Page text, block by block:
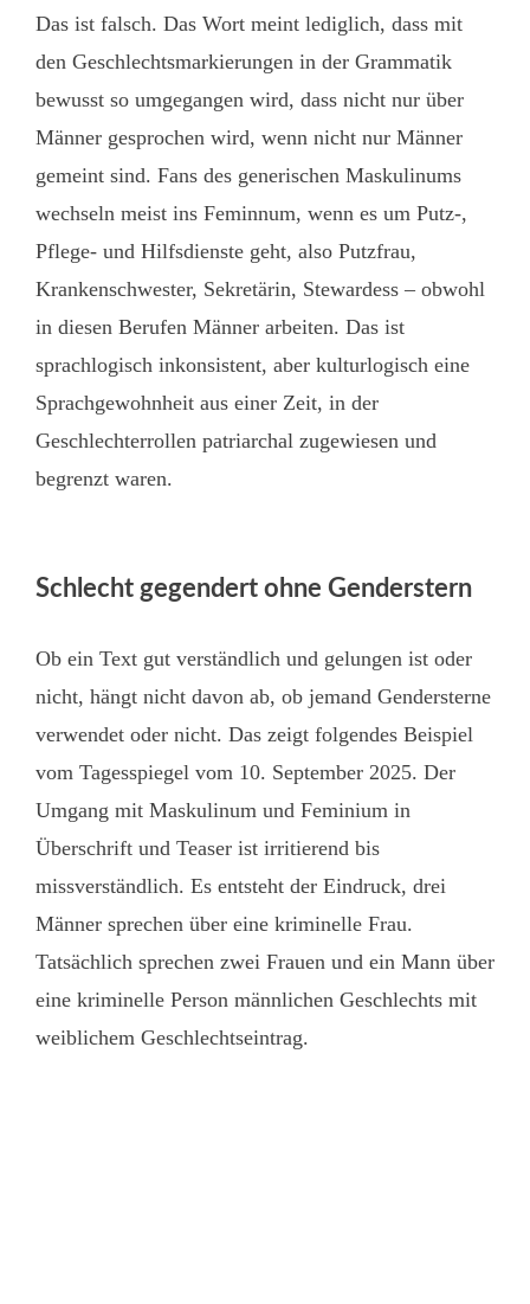
Das ist falsch. Das Wort meint lediglich, dass mit
den Geschlechtsmarkierungen in der Grammatik
bewusst so umgegangen wird, dass nicht nur über
Männer gesprochen wird, wenn nicht nur Männer
gemeint sind. Fans des generischen Maskulinums
wechseln meist ins Feminnum, wenn es um Putz-,
Pflege- und Hilfsdienste geht, also Putzfrau,
Krankenschwester, Sekretärin, Stewardess – obwohl
in diesen Berufen Männer arbeiten. Das ist
sprachlogisch inkonsistent, aber kulturlogisch eine
Sprachgewohnheit aus einer Zeit, in der
Geschlechterrollen patriarchal zugewiesen und
begrenzt waren.
Schlecht gegendert ohne Genderstern
Ob ein Text gut verständlich und gelungen ist oder
nicht, hängt nicht davon ab, ob jemand Gendersterne
verwendet oder nicht. Das zeigt folgendes Beispiel
vom Tagesspiegel vom 10. September 2025. Der
Umgang mit Maskulinum und Feminium in
Überschrift und Teaser ist irritierend bis
missverständlich. Es entsteht der Eindruck, drei
Männer sprechen über eine kriminelle Frau.
Tatsächlich sprechen zwei Frauen und ein Mann über
eine kriminelle Person männlichen Geschlechts mit
weiblichem Geschlechtseintrag.